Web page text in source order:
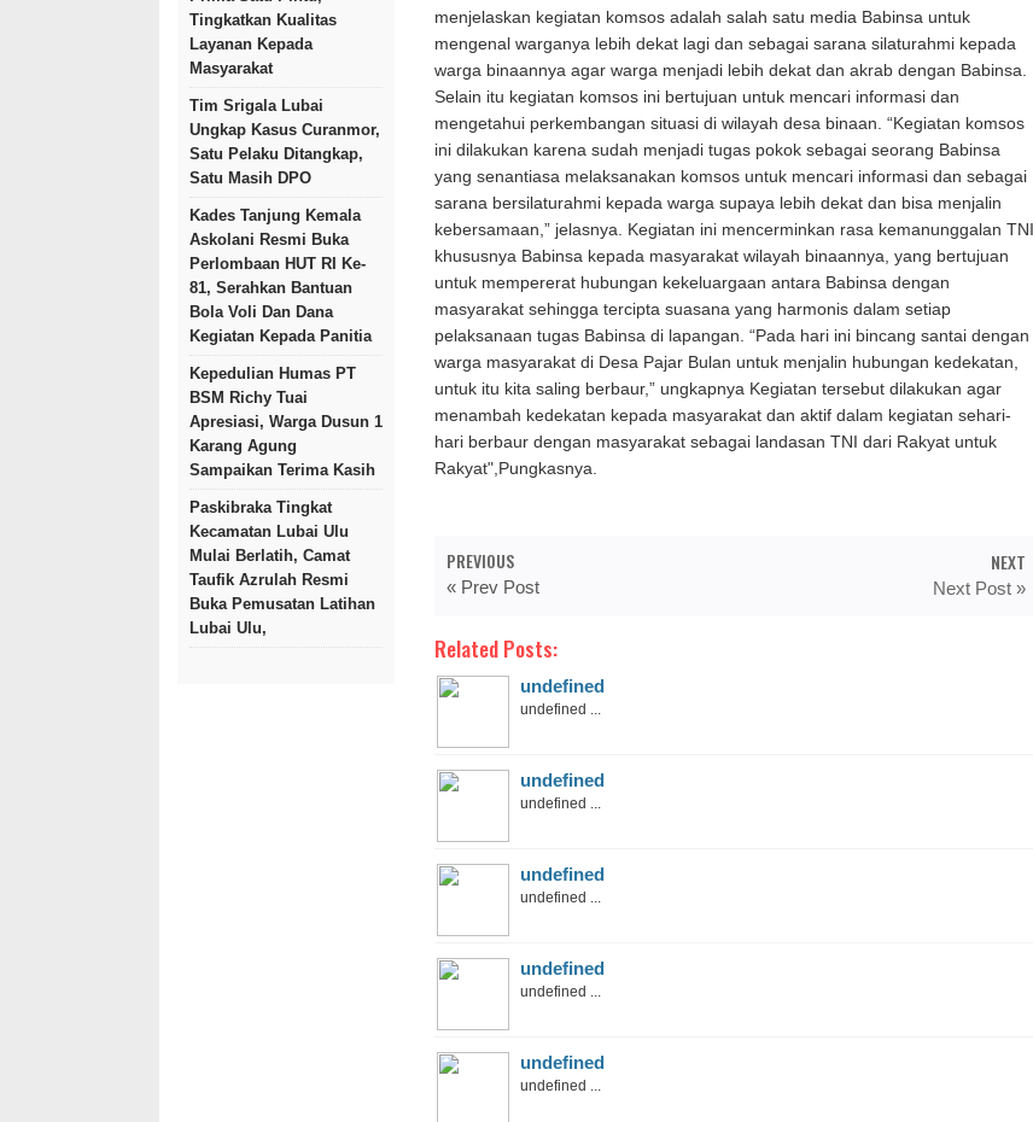
Tingkatkan Kualitas
Layanan Kepada
Masyarakat
Tim Srigala Lubai
Ungkap Kasus Curanmor,
Satu Pelaku Ditangkap,
Satu Masih DPO
Kades Tanjung Kemala
Askolani Resmi Buka
Perlombaan HUT RI Ke-
81, Serahkan Bantuan
Bola Voli Dan Dana
Kegiatan Kepada Panitia
Kepedulian Humas PT
BSM Richy Tuai
Apresiasi, Warga Dusun 1
Karang Agung
Sampaikan Terima Kasih
Paskibraka Tingkat
Kecamatan Lubai Ulu
Mulai Berlatih, Camat
Taufik Azrulah Resmi
Buka Pemusatan Latihan
Lubai Ulu,
menjelaskan kegiatan komsos adalah salah satu media Babinsa untuk
mengenal warganya lebih dekat lagi dan sebagai sarana silaturahmi kepada
warga binaannya agar warga menjadi lebih dekat dan akrab dengan Babinsa.
Selain itu kegiatan komsos ini bertujuan untuk mencari informasi dan
mengetahui perkembangan situasi di wilayah desa binaan. “Kegiatan komsos
ini dilakukan karena sudah menjadi tugas pokok sebagai seorang Babinsa
yang senantiasa melaksanakan komsos untuk mencari informasi dan sebagai
sarana bersilaturahmi kepada warga supaya lebih dekat dan bisa menjalin
kebersamaan,” jelasnya. Kegiatan ini mencerminkan rasa kemanunggalan TNI
khususnya Babinsa kepada masyarakat wilayah binaannya, yang bertujuan
untuk mempererat hubungan kekeluargaan antara Babinsa dengan
masyarakat sehingga tercipta suasana yang harmonis dalam setiap
pelaksanaan tugas Babinsa di lapangan. “Pada hari ini bincang santai dengan
warga masyarakat di Desa Pajar Bulan untuk menjalin hubungan kedekatan,
untuk itu kita saling berbaur,” ungkapnya Kegiatan tersebut dilakukan agar
menambah kedekatan kepada masyarakat dan aktif dalam kegiatan sehari-
hari berbaur dengan masyarakat sebagai landasan TNI dari Rakyat untuk
Rakyat",Pungkasnya.
PREVIOUS
« Prev Post
NEXT
Next Post »
Related Posts:
undefined
undefined ...
undefined
undefined ...
undefined
undefined ...
undefined
undefined ...
undefined
undefined ...